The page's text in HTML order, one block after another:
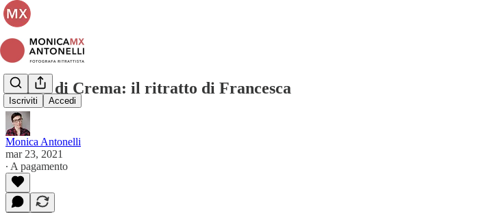
Iscriviti Accedi
Donne di Crema: il ritratto di Francesca
Monica Antonelli
mar 23, 2021
∙ A pagamento